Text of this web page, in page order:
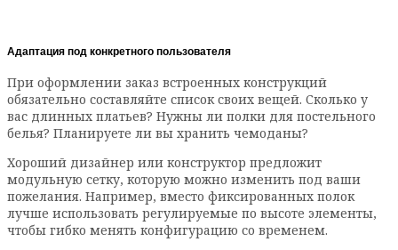
Адаптация под конкретного пользователя
При оформлении заказ встроенных конструкций
обязательно составляйте список своих вещей. Сколько у
вас длинных платьев? Нужны ли полки для постельного
белья? Планируете ли вы хранить чемоданы?
Хороший дизайнер или конструктор предложит
модульную сетку, которую можно изменить под ваши
пожелания. Например, вместо фиксированных полок
лучше использовать регулируемые по высоте элементы,
чтобы гибко менять конфигурацию со временем.